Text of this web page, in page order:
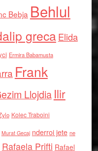
Bebja Behlul
grecaElida
Ermira Babamusta
Frank
Llojdia Ilir
Kolec Traboini
Murat Gecaj nderroi jete ne
Rafaela Prifti Rafael